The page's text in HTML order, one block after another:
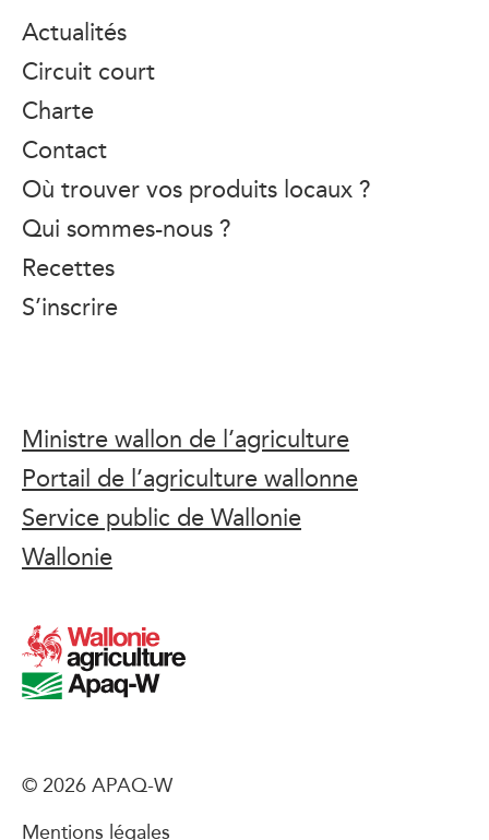
Actualités
Circuit court
Charte
Contact
Où trouver vos produits locaux ?
Qui sommes-nous ?
Recettes
S’inscrire
Ministre wallon de l’agriculture
Portail de l’agriculture wallonne
Service public de Wallonie
Wallonie
© 2026 APAQ-W
Mentions légales